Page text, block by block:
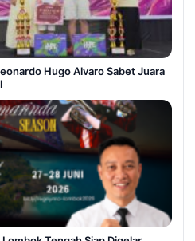
Hugo Alvaro Sabet Juara